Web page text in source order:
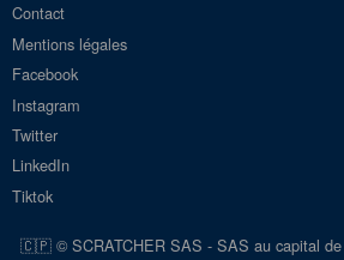
Contact
Mentions légales
Facebook
Instagram
Twitter
LinkedIn
Tiktok
🇨🇵 © SCRATCHER SAS - SAS au capital de